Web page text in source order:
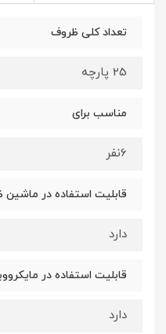
تعداد کلی ظروف
25 پارچه
مناسب برای
6نفر
قابلیت استفاده در
دارد
قابلیت استفاده در
دارد